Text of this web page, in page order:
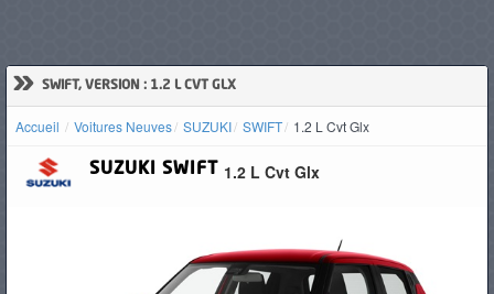
» SWIFT, VERSION : 1.2 L CVT GLX
Accueil Voitures Neuves SUZUKI SWIFT 1.2 L Cvt Glx
SUZUKI SWIFT 1.2 L Cvt Glx
D'OCCASION